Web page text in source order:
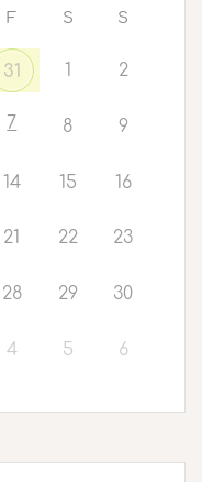
F S S
31 1 2
7 8 9
14 15 16
21 22 23
28 29 30
4 5 6